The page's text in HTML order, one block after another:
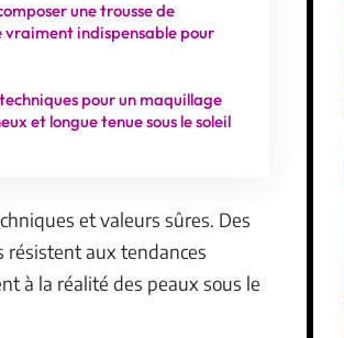
une trousse de
vraiment indispensable pour
pour un maquillage
et longue tenue sous le soleil
et valeurs sûres. Des
résistent aux tendances
à la réalité des peaux sous le